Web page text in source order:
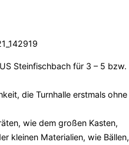
Steinfischbach für 3 – 5 bzw.
die Turnhalle erstmals ohne
wie dem großen Kasten,
kleinen Materialien, wie Bällen,